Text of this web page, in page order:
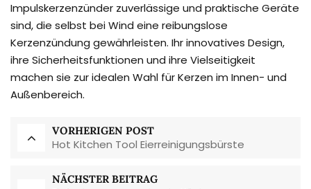
Impulskerzenzünder zuverlässige und praktische Geräte
sind, die selbst bei Wind eine reibungslose
Kerzenzündung gewährleisten. Ihr innovatives Design,
ihre Sicherheitsfunktionen und ihre Vielseitigkeit
machen sie zur idealen Wahl für Kerzen im Innen- und
Außenbereich.
VORHERIGEN POST
Hot Kitchen Tool Eierreinigungsbürste
NÄCHSTER BEITRAG